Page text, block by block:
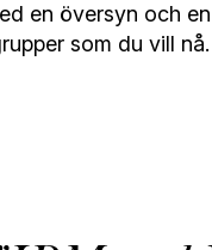
en översyn och
som du vill